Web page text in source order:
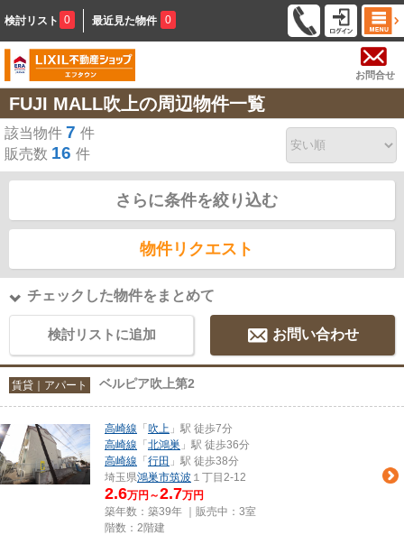
検討リスト 0 最近見た物件 0
お問合せ
FUJI MALL吹上の周辺物件一覧
該当物件 7 件
販売数 16 件
さらに条件を絞り込む
物件リクエスト
チェックした物件をまとめて
検討リストに追加 お問い合わせ
賃貸｜アパート ベルピア吹上第2
高崎線 「 吹上 」駅 徒歩7分
高崎線 「 北鴻巣 」駅 徒歩36分
高崎線 「 行田 」駅 徒歩38分
埼玉県鴻巣市筑波 １丁目2-12
2.6万円～2.7万円
築年数：築39年 ｜販売中： 3室
階数：2階建